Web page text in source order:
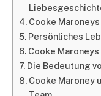
Cooke
Persönliches
Cooke
Die Bedeutung
Cooke Maroney